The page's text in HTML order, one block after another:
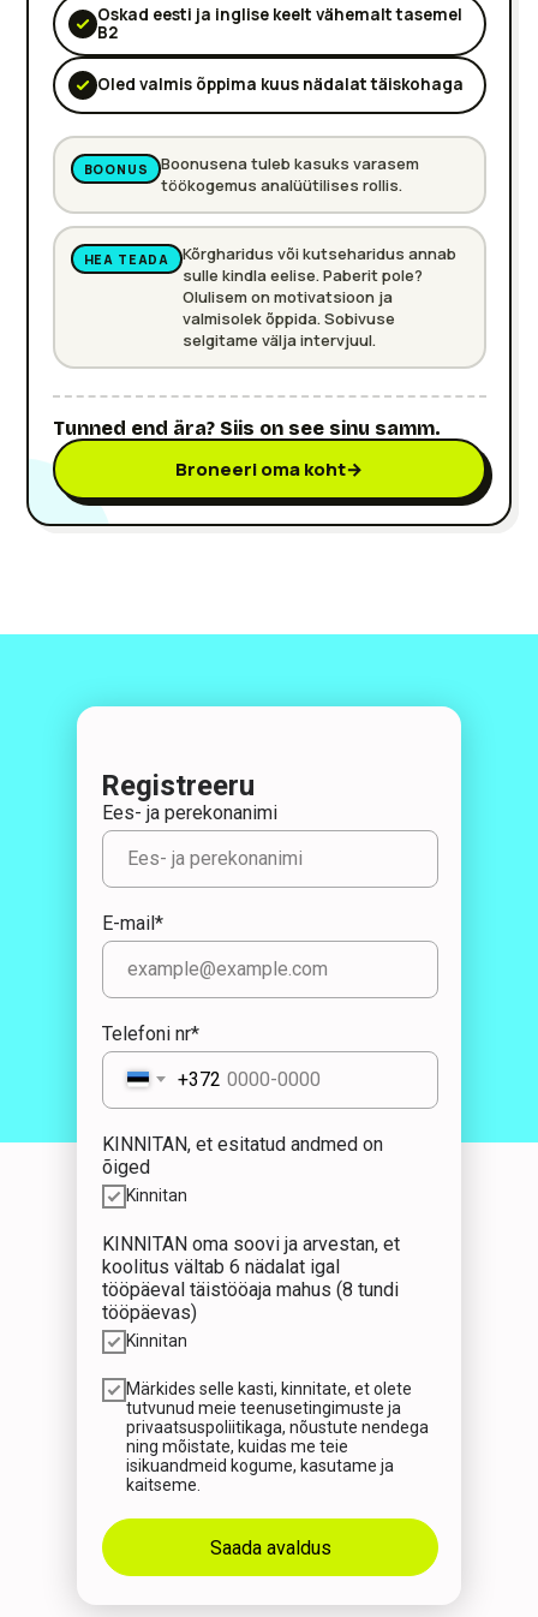
Oskad eesti ja inglise keelt vähemalt tasemel
B2
Oled valmis õppima kuus nädalat täiskohaga
BOONUS
Boonusena tuleb kasuks varasem
töökogemus analüütilises rollis.
HEA TEADA
Kõrgharidus või kutseharidus annab
sulle kindla eelise. Paberit pole?
Olulisem on motivatsioon ja
valmisolek õppida. Sobivuse
selgitame välja intervjuul.
Tunned end ära? Siis on see sinu samm.
Broneeri oma koht→
Ees- ja perekonanimi
E-mail*
Telefoni nr*
+372
KINNITAN, et esitatud andmed on
õiged
Kinnitan
KINNITAN oma soovi ja arvestan, et
koolitus vältab 6 nädalat igal
tööpäeval täistööaja mahus (8 tundi
tööpäevas)
Kinnitan
Märkides selle kasti, kinnitate, et olete
tutvunud meie teenusetingimuste ja
privaatsuspoliitikaga, nõustute nendega
ning mõistate, kuidas me teie
isikuandmeid kogume, kasutame ja
kaitseme.
Saada avaldus
Registreeru